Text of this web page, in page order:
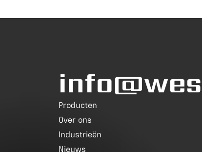
Producten
Over ons
Industrieën
Nieuws